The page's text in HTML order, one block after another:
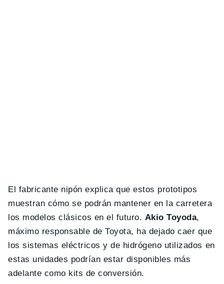
El fabricante nipón explica que estos prototipos
muestran cómo se podrán mantener en la carretera
los modelos clásicos en el futuro. Akio Toyoda,
máximo responsable de Toyota, ha dejado caer que
los sistemas eléctricos y de hidrógeno utilizados en
estas unidades podrían estar disponibles más
adelante como kits de conversión.